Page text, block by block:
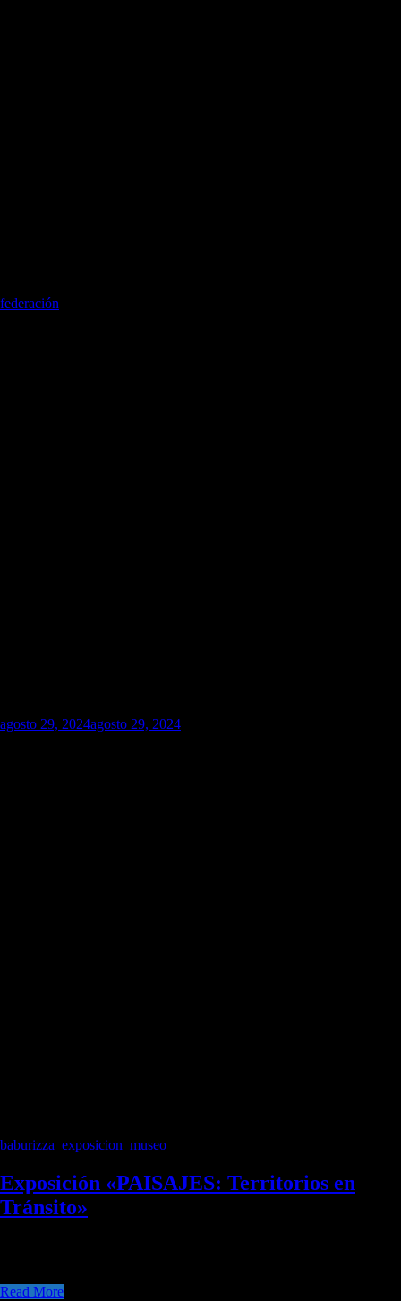
federación
agosto 29, 2024agosto 29, 2024
baburizza exposicion museo
Exposición «PAISAJES: Territorios en
Tránsito»
Read More